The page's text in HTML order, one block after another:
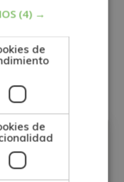
y/o email):
(4) →
de
de